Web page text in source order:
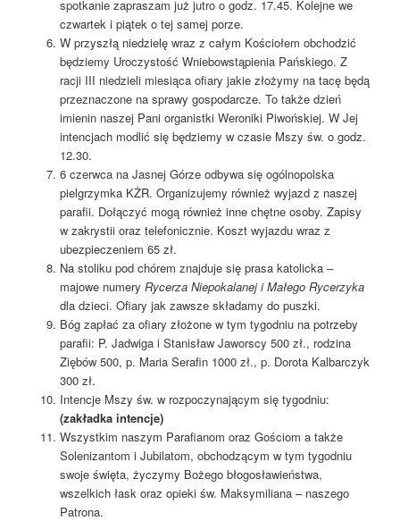
spotkanie zapraszam już jutro o godz. 17.45. Kolejne we
czwartek i piątek o tej samej porze.
W przyszłą niedzielę wraz z całym Kościołem obchodzić
będziemy Uroczystość Wniebowstąpienia Pańskiego. Z
racji III niedzieli miesiąca ofiary jakie złożymy na tacę będą
przeznaczone na sprawy gospodarcze. To także dzień
imienin naszej Pani organistki Weroniki Piwońskiej. W Jej
intencjach modlić się będziemy w czasie Mszy św. o godz.
12.30.
6 czerwca na Jasnej Górze odbywa się ogólnopolska
pielgrzymka KŻR. Organizujemy również wyjazd z naszej
parafii. Dołączyć mogą również inne chętne osoby. Zapisy
w zakrystii oraz telefonicznie. Koszt wyjazdu wraz z
ubezpieczeniem 65 zł.
Na stoliku pod chórem znajduje się prasa katolicka –
majowe numery Rycerza Niepokalanej i Małego Rycerzyka
dla dzieci. Ofiary jak zawsze składamy do puszki.
Bóg zapłać za ofiary złożone w tym tygodniu na potrzeby
parafii: P. Jadwiga i Stanisław Jaworscy 500 zł., rodzina
Ziębów 500, p. Maria Serafin 1000 zł., p. Dorota Kalbarczyk
300 zł.
Intencje Mszy św. w rozpoczynającym się tygodniu:
(zakładka intencje)
Wszystkim naszym Parafianom oraz Gościom a także
Solenizantom i Jubilatom, obchodzącym w tym tygodniu
swoje święta, życzymy Bożego błogosławieństwa,
wszelkich łask oraz opieki św. Maksymiliana – naszego
Patrona.